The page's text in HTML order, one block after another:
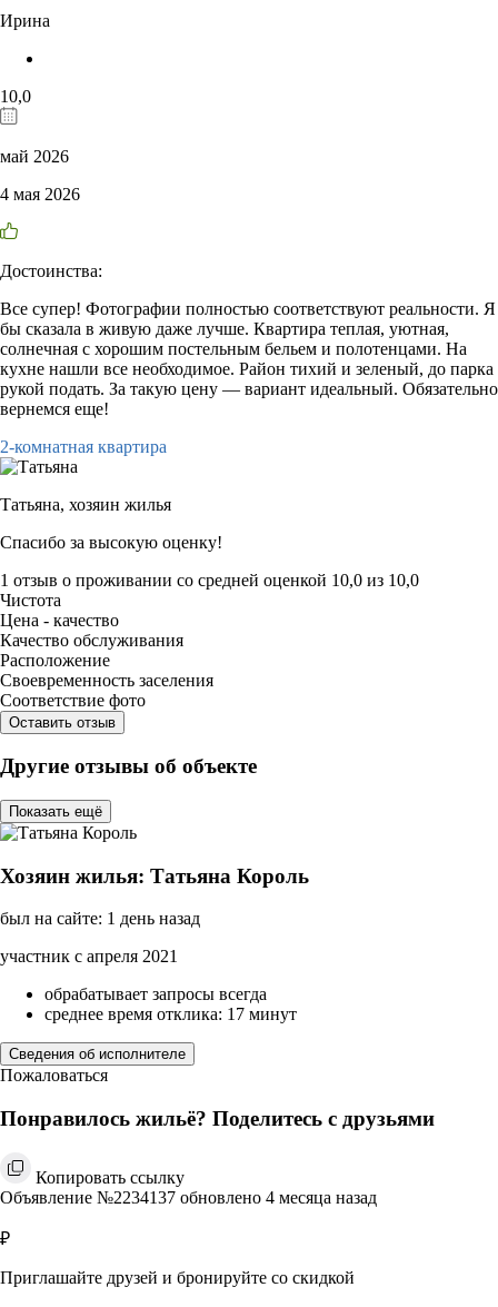
Ирина
10,0
май 2026
4 мая 2026
Достоинства:
Все супер! Фотографии полностью соответствуют реальности. Я
бы сказала в живую даже лучше. Квартира теплая, уютная,
солнечная с хорошим постельным бельем и полотенцами. На
кухне нашли все необходимое. Район тихий и зеленый, до парка
рукой подать. За такую цену — вариант идеальный. Обязательно
вернемся еще!
2-комнатная квартира
Татьяна, хозяин жилья
Спасибо за высокую оценку!
1 отзыв о проживании со средней оценкой 10,0 из 10,0
Чистота
Цена - качество
Качество обслуживания
Расположение
Своевременность заселения
Соответствие фото
Оставить отзыв
Другие отзывы об объекте
Показать ещё
Хозяин жилья: Татьяна Король
был на сайте: 1 день назад
участник с апреля 2021
обрабатывает запросы всегда
среднее время отклика: 17 минут
Сведения об исполнителе
Пожаловаться
Понравилось жильё? Поделитесь с друзьями
Копировать ссылку
Объявление №2234137 обновлено 4 месяца назад
₽
Приглашайте друзей и бронируйте со скидкой